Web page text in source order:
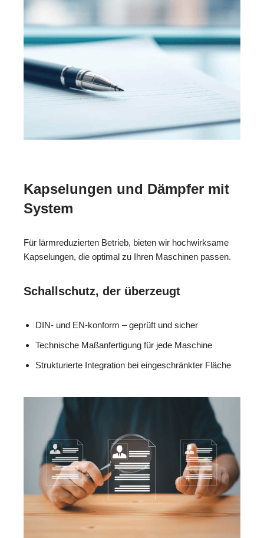
Kapselungen und Dämpfer mit
System
Für lärmreduzierten Betrieb, bieten wir hochwirksame
Kapselungen, die optimal zu Ihren Maschinen passen.
Schallschutz, der überzeugt
DIN- und EN-konform – geprüft und sicher
Technische Maßanfertigung für jede Maschine
Strukturierte Integration bei eingeschränkter Fläche